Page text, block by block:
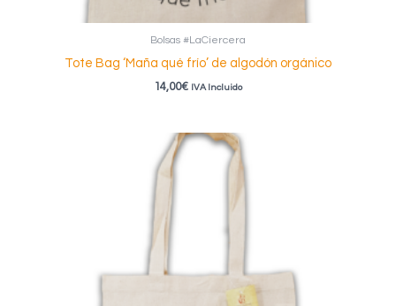
Bolsas #LaCiercera
Tote Bag ‘Maña qué frío’ de algodón orgánico
14,00€ IVA Incluido